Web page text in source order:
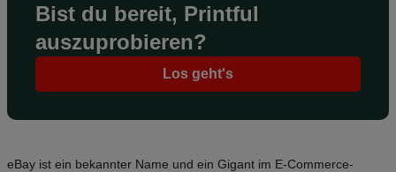
Bist du bereit, Printful
auszuprobieren?
Los geht's
eBay ist ein bekannter Name und ein Gigant im E-Commerce-